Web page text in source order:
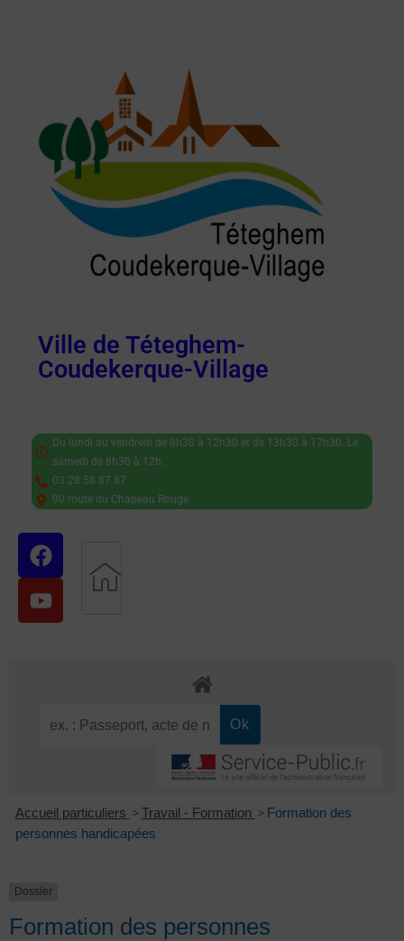
Ville de Téteghem-
Coudekerque-Village
Du lundi au vendredi de 8h30 à 12h30 et de 13h30 à 17h30. Le
samedi de 8h30 à 12h.
03 28 58 87 87
90 route du Chapeau Rouge
Accueil particuliers > Travail - Formation > Formation des
personnes handicapées
Dossier
Formation des personnes